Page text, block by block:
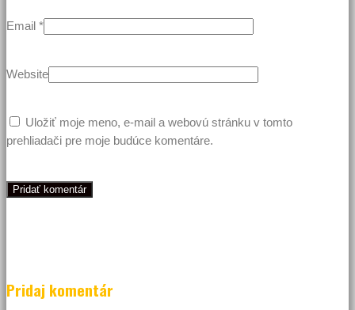
Email *
Website
Uložiť moje meno, e-mail a webovú stránku v tomto
prehliadači pre moje budúce komentáre.
Pridaj komentár